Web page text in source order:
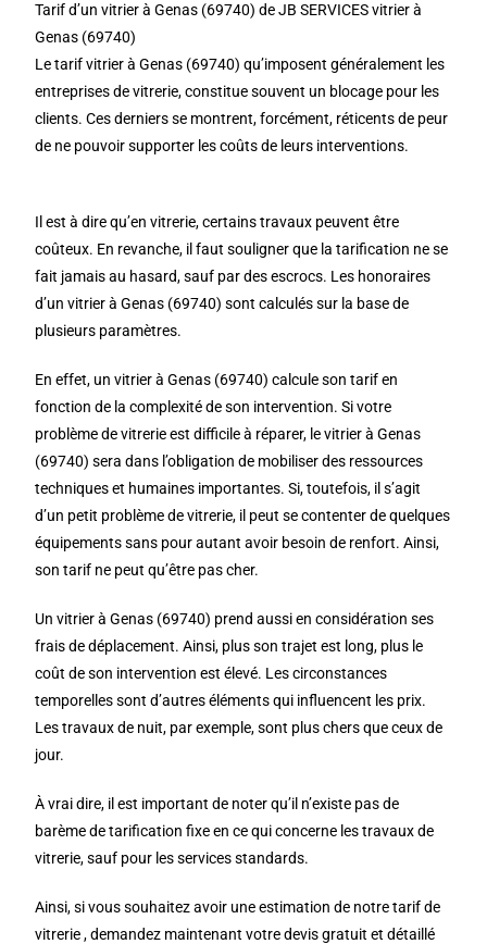
Tarif d’un vitrier à Genas (69740) de JB SERVICES vitrier à
Genas (69740)
Le tarif vitrier à Genas (69740) qu’imposent généralement les
entreprises de vitrerie, constitue souvent un blocage pour les
clients. Ces derniers se montrent, forcément, réticents de peur
de ne pouvoir supporter les coûts de leurs interventions.
Il est à dire qu’en vitrerie, certains travaux peuvent être
coûteux. En revanche, il faut souligner que la tarification ne se
fait jamais au hasard, sauf par des escrocs. Les honoraires
d’un vitrier à Genas (69740) sont calculés sur la base de
plusieurs paramètres.
En effet, un vitrier à Genas (69740) calcule son tarif en
fonction de la complexité de son intervention. Si votre
problème de vitrerie est difficile à réparer, le vitrier à Genas
(69740) sera dans l’obligation de mobiliser des ressources
techniques et humaines importantes. Si, toutefois, il s’agit
d’un petit problème de vitrerie, il peut se contenter de quelques
équipements sans pour autant avoir besoin de renfort. Ainsi,
son tarif ne peut qu’être pas cher.
Un vitrier à Genas (69740) prend aussi en considération ses
frais de déplacement. Ainsi, plus son trajet est long, plus le
coût de son intervention est élevé. Les circonstances
temporelles sont d’autres éléments qui influencent les prix.
Les travaux de nuit, par exemple, sont plus chers que ceux de
jour.
À vrai dire, il est important de noter qu’il n’existe pas de
barème de tarification fixe en ce qui concerne les travaux de
vitrerie, sauf pour les services standards.
Ainsi, si vous souhaitez avoir une estimation de notre tarif de
vitrerie , demandez maintenant votre devis gratuit et détaillé